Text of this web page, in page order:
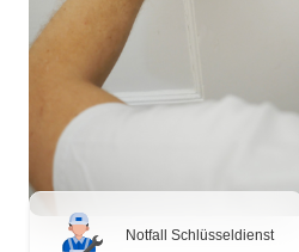
Notfall Schlüsseldienst